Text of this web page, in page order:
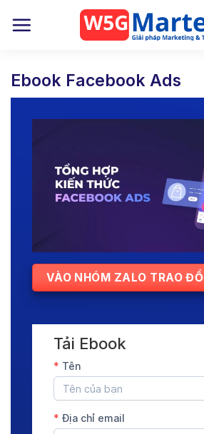
Ebook Facebook Ads
VÀO NHÓM ZALO TRAO ĐỔI